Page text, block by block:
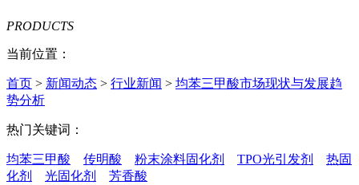
PRODUCTS
当前位置：
首页 > 新闻动态 > 行业新闻 > 均苯三甲酸市场现状与发展趋
势分析
热门关键词：
均苯三甲酸 传明酸 粉末涂料固化剂 TPO光引发剂
热固
化剂
光固化剂 芳香酸